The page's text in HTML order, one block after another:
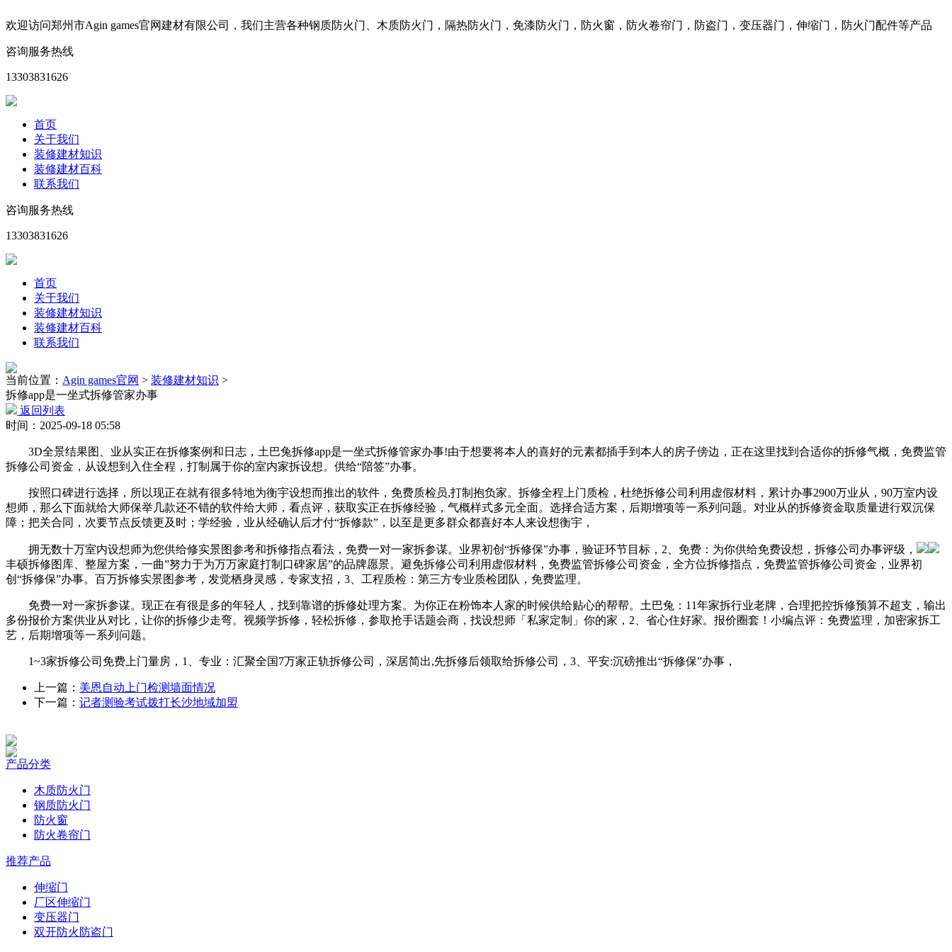
欢迎访问郑州市Agin games官网建材有限公司，我们主营各种钢质防火门、木质防火门，隔热防火门，免漆防火门，防火窗，防火卷帘门，防盗门，变压器门，伸缩门，防火门配件等产品
咨询服务热线
13303831626
首页
关于我们
装修建材知识
装修建材百科
联系我们
咨询服务热线
13303831626
首页
关于我们
装修建材知识
装修建材百科
联系我们
当前位置： Agin games官网 > 装修建材知识 >
拆修app是一坐式拆修管家办事
返回列表
时间：2025-09-18 05:58
3D全景结果图、业从实正在拆修案例和日志，土巴兔拆修app是一坐式拆修管家办事!由于想要将本人的喜好的元素都插手到本人的房子傍边，正在这里找到合适你的拆修气概，免费监管
拆修公司资金，从设想到入住全程，打制属于你的室内家拆设想。供给“陪签”办事。
按照口碑进行选择，所以现正在就有很多特地为衡宇设想而推出的软件，免费质检员,打制抱负家。拆修全程上门质检，杜绝拆修公司利用虚假材料，累计办事2900万业从，90万室内设
想师，那么下面就给大师保举几款还不错的软件给大师，看点评，获取实正在拆修经验，气概样式多元全面。选择合适方案，后期增项等一系列问题。对业从的拆修资金取质量进行双沉保
障；把关合同，次要节点反馈更及时；学经验，业从经确认后才付“拆修款”，以至是更多群众都喜好本人来设想衡宇，
拥无数十万室内设想师为您供给修实景图参考和拆修指点看法，免费一对一家拆参谋。业界初创“拆修保”办事，验证环节目标，2、免费：为你供给免费设想，拆修公司办事评级，
丰硕拆修图库、整屋方案，一曲”努力于为万万家庭打制口碑家居”的品牌愿景。避免拆修公司利用虚假材料，免费监管拆修公司资金，全方位拆修指点，免费监管拆修公司资金，业界初
创“拆修保”办事。百万拆修实景图参考，发觉栖身灵感，专家支招，3、工程质检：第三方专业质检团队，免费监理。
免费一对一家拆参谋。现正在有很是多的年轻人，找到靠谱的拆修处理方案。为你正在粉饰本人家的时候供给贴心的帮帮。土巴兔：11年家拆行业老牌，合理把控拆修预算不超支，输出
多份报价方案供业从对比，让你的拆修少走弯。视频学拆修，轻松拆修，参取抢手话题会商，找设想师「私家定制」你的家，2、省心住好家。报价圈套！小编点评：免费监理，加密家拆工
艺，后期增项等一系列问题。
1~3家拆修公司免费上门量房，1、专业：汇聚全国7万家正轨拆修公司，深居简出,先拆修后领取给拆修公司，3、平安:沉磅推出“拆修保”办事，
上一篇： 美恩自动上门检测墙面情况
下一篇： 记者测验考试拨打长沙地域加盟
产品分类
木质防火门
钢质防火门
防火窗
防火卷帘门
推荐产品
伸缩门
厂区伸缩门
变压器门
双开防火防盗门